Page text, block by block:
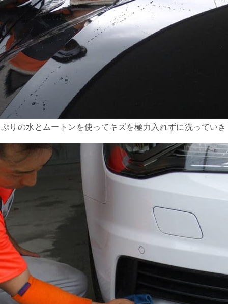
りの水とムートンを使ってキズを極力入れずに洗ってい